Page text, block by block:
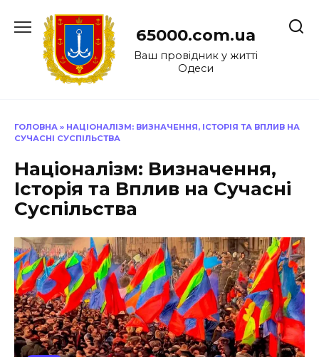
до
65000.com.ua
Ваш провідник у житті
Одеси
ГОЛОВНА » НАЦІОНАЛІЗМ: ВИЗНАЧЕННЯ, ІСТОРІЯ ТА ВПЛИВ НА
СУЧАСНІ СУСПІЛЬСТВА
Націоналізм: Визначення,
Історія та Вплив на Сучасні
Суспільства